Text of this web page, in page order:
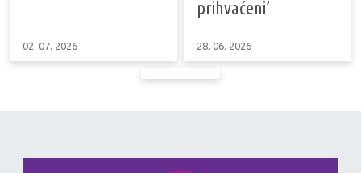
02. 07. 2026
prihvaćeni’
28. 06. 2026